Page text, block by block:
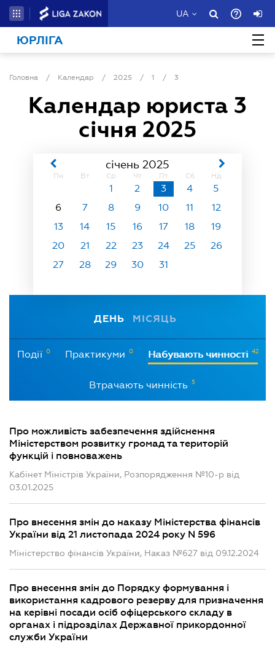
UA
ЮРЛІГА
Головна / Календар / 2025 / 1 / 3
Календар юриста 3
січня 2025
січень 2025
Пн Вт Ср Чт Пт Сб Нд
1 2 3 4
5
6
7 8 9 10 11
12
13
14 15 16 17 18
19
20
21 22 23 24 25
26
27
28 29 30 31
ДЕНЬ МІСЯЦЬ
Події 0 Практикуми 0 Набувають чинності 42
Втрачають чинність 5
Про можливість забезпечення здійснення
Міністерством розвитку громад та територій
функцій і повноважень
Кабінет Міністрів України, Розпорядження №10-р від
03.01.2025
Про внесення змін до наказу Міністерства фінансів
України від 21 листопада 2024 року N 596
Міністерство фінансів України, Наказ №627 від 09.12.2024
Про внесення змін до Порядку формування і
використання кадрового резерву для призначення
на керівні посади осіб офіцерського складу в
органах і підрозділах Державної прикордонної
служби України